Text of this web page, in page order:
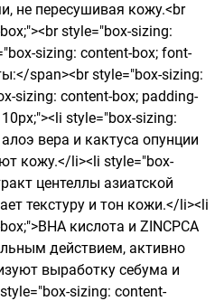
не пересушивая кожу.<br
style="box-sizing:
sizing: content-box; font-
span><br style="box-sizing:
sizing: content-box; padding-
style="box-sizing:
вера и кактуса опунции
кожу.</li><li style="box-
центеллы азиатской
текстуру и тон кожи.</li><li
кислота и ZINCPCA
действием, активно
выработку себума и
sizing: content-